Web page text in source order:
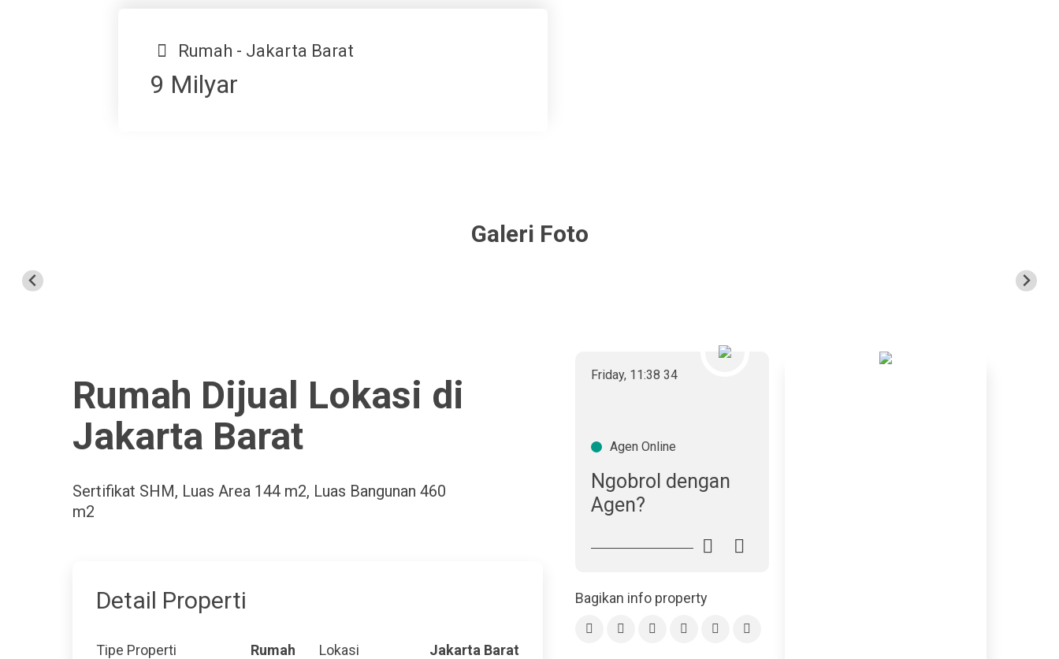
Rumah - Jakarta Barat
9 Milyar
Galeri Foto
Rumah Dijual Lokasi di
Jakarta Barat
Sertifikat SHM, Luas Area 144 m2, Luas Bangunan 460
m2
Detail Properti
Tipe Properti Rumah Lokasi Jakarta Barat
Friday, 11:38 35
Agen Online
Ngobrol dengan
Agen?
Bagikan info property